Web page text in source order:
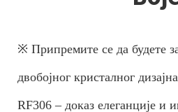
※ Припремите се да будете
двобојног кристалног
RF306 – доказ елеганције и